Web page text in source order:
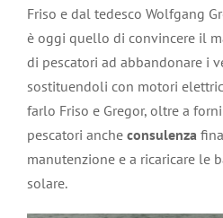
Friso e dal tedesco Wolfgang
è oggi quello di convincere il
di pescatori ad abbandonare i
sostituendoli con motori
farlo Friso e Gregor, oltre a
pescatori anche consulenza
manutenzione e a ricaricare le
solare.